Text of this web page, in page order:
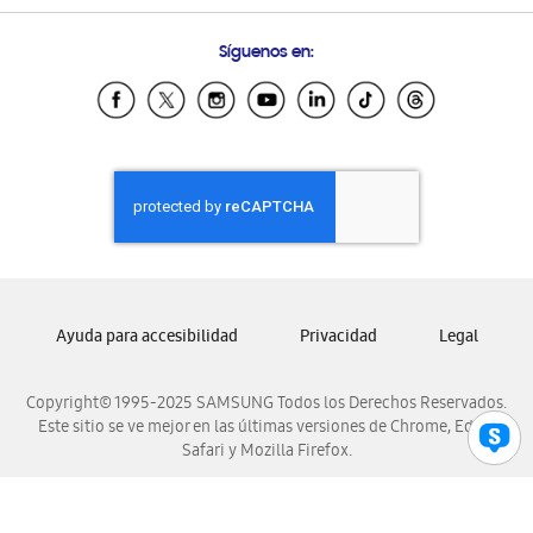
Samsung Ecuador
Samsung El Salvador
Samsung Honduras
Samsung Nicaragua
Samsung Panamá
Samsung Venezuela
Síguenos en:
Copyright© 1995-2025 SAMSUNG Todos los Derechos Reservados.
Este sitio se ve mejor en las últimas versiones de Chrome, Edge,
Safari y Mozilla Firefox.
Ayuda para accesibilidad Privacidad Legal